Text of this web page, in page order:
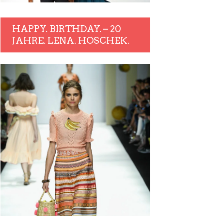
HAPPY. BIRTHDAY. – 20
JAHRE. LENA. HOSCHEK.